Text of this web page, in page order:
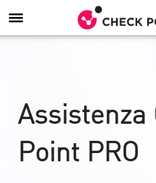
Attiva/Disattiva
navigazione
Assistenza
Point PRO